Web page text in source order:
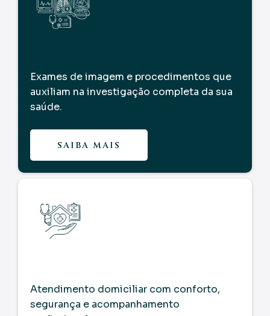
Exames de imagem e procedimentos que
auxiliam na investigação completa da sua
saúde.
SAIBA MAIS
Atendimento domiciliar com conforto,
segurança e acompanhamento